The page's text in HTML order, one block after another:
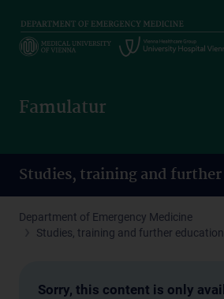
main
Famulatur
Studies, training and
Department of Emergency Medicine
Studies, training and further education
Sorry, this content is only